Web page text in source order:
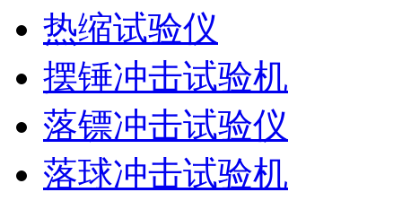
热缩试验仪
摆锤冲击试验机
落镖冲击试验仪
落球冲击试验机